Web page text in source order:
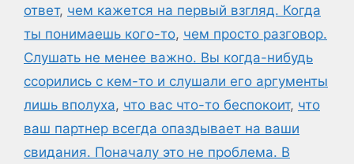
ответ, чем кажется на первый взгляд. Когда
ты понимаешь кого-то, чем просто разговор.
Слушать не менее важно. Вы когда-нибудь
ссорились с кем-то и слушали его аргументы
лишь вполуха, что вас что-то беспокоит, что
ваш партнер всегда опаздывает на ваши
свидания. Поначалу это не проблема. В